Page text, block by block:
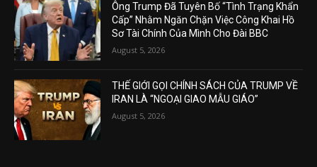
Ông Trump Đã Tuyên Bố “Tình Trạng Khẩn
Cấp” Nhằm Ngăn Chặn Việc Công Khai Hồ
Sơ Tài Chính Của Mình Cho Đài BBC
August 5, 2026
THẾ GIỚI GỌI CHÍNH SÁCH CỦA TRUMP VỀ
IRAN LÀ “NGOẠI GIAO MẪU GIÁO”
August 5, 2026